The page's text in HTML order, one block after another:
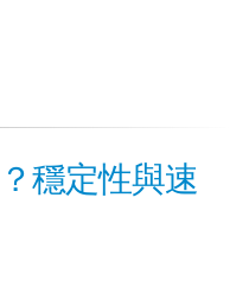
穩定性與速